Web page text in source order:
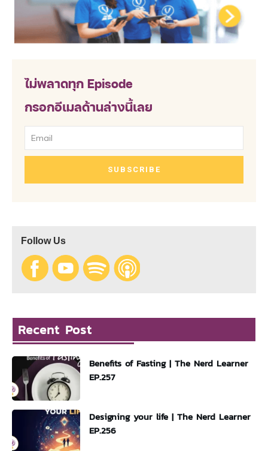
ไม่พลาดทุก Episode
กรอกอีเมลด้านล่างนี้เลย
SUBSCRIBE
Follow Us
Recent Post
Benefits of Fasting | The Nerd Learner
EP.257
Designing your life | The Nerd Learner
EP.256